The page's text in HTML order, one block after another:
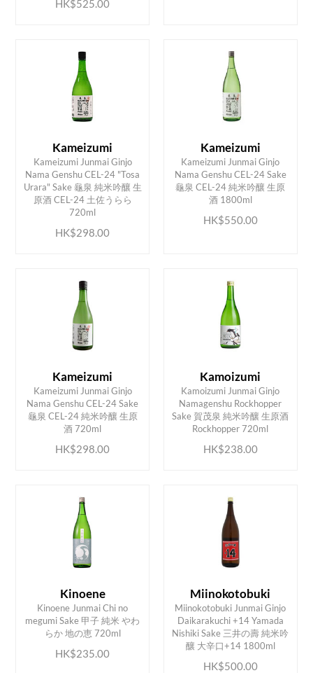
HK$525.00
Kameizumi
Kameizumi Junmai Ginjo
Nama Genshu CEL-24 "Tosa
Urara" Sake 龜泉 純米吟釀 生
原酒 CEL-24 土佐うらら
720ml
HK$298.00
ADD TO CART
Kameizumi
Kameizumi Junmai Ginjo
Nama Genshu CEL-24 Sake
龜泉 CEL-24 純米吟釀 生原
酒 1800ml
HK$550.00
ADD TO CART
Kameizumi
Kameizumi Junmai Ginjo
Nama Genshu CEL-24 Sake
龜泉 CEL-24 純米吟釀 生原
酒 720ml
HK$298.00
ADD TO CART
Kamoizumi
Kamoizumi Junmai Ginjo
Namagenshu Rockhopper
Sake 賀茂泉 純米吟釀 生原酒
Rockhopper 720ml
HK$238.00
ADD TO CART
Kinoene
Kinoene Junmai Chi no
megumi Sake 甲子 純米 やわ
らか 地の恵 720ml
HK$235.00
ADD TO CART
Miinokotobuki
Miinokotobuki Junmai Ginjo
Daikarakuchi +14 Yamada
Nishiki Sake 三井の壽 純米吟
釀 大辛口+14 1800ml
HK$500.00
ADD TO CART